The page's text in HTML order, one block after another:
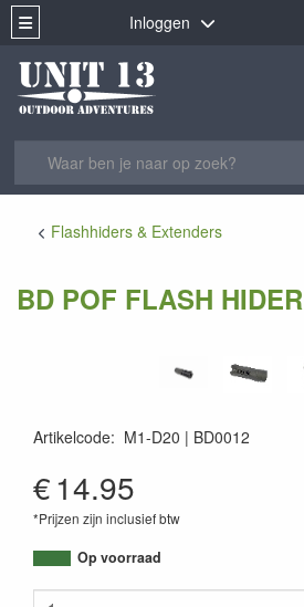
Inloggen
Flashhiders & Extenders
BD POF FLASH HIDER
Artikelcode: M1-D20
BD0012
€14.95
*Prijzen zijn inclusief btw
Op voorraad